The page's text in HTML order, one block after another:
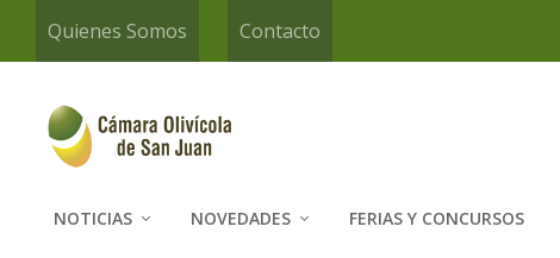
Quienes Somos Contacto
NOTICIAS NOVEDADES FERIAS Y CONCURSOS